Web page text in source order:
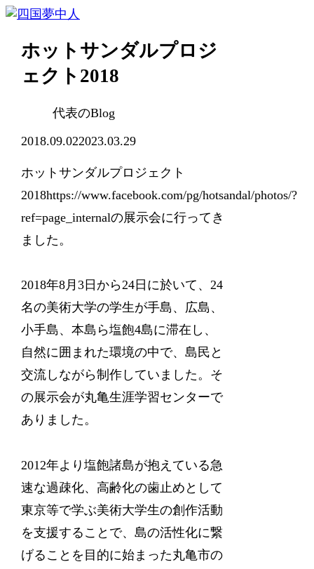
ホットサンダルプロジ
ェクト2018
代表のBlog
2018.09.022023.03.29
ホットサンダルプロジェクト
2018https://www.facebook.com/pg/hotsandal/photos/?
ref=page_internalの展示会に行ってき
ました。
2018年8月3日から24日に於いて、24
名の美術大学の学生が手島、広島、
小手島、本島ら塩飽4島に滞在し、
自然に囲まれた環境の中で、島民と
交流しながら制作していました。そ
の展示会が丸亀生涯学習センターで
ありました。
2012年より塩飽諸島が抱えている急
速な過疎化、高齢化の歯止めとして
東京等で学ぶ美術大学生の創作活動
を支援することで、島の活性化に繋
げることを目的に始まった丸亀市の